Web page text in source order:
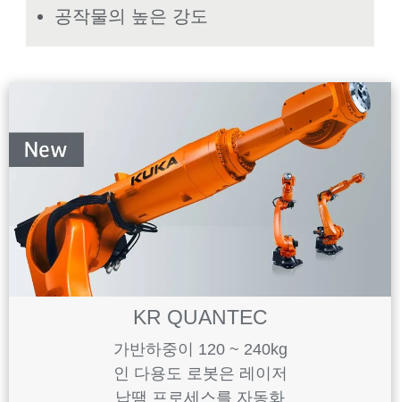
공작물의 높은 강도
KR QUANTEC
가반하중이 120 ~ 240kg
인 다용도 로봇은 레이저
납땜 프로세스를 자동화